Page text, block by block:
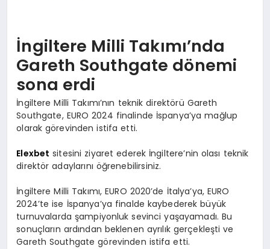
İngiltere Milli Takımı’nda
Gareth Southgate dönemi
sona erdi
İngiltere Milli Takımı’nın teknik direktörü Gareth
Southgate, EURO 2024 finalinde İspanya’ya mağlup
olarak görevinden istifa etti.
Elexbet sitesini ziyaret ederek İngiltere’nin olası teknik
direktör adaylarını öğrenebilirsiniz.
İngiltere Milli Takımı, EURO 2020’de İtalya’ya, EURO
2024’te ise İspanya’ya finalde kaybederek büyük
turnuvalarda şampiyonluk sevinci yaşayamadı. Bu
sonuçların ardından beklenen ayrılık gerçekleşti ve
Gareth Southgate görevinden istifa etti.